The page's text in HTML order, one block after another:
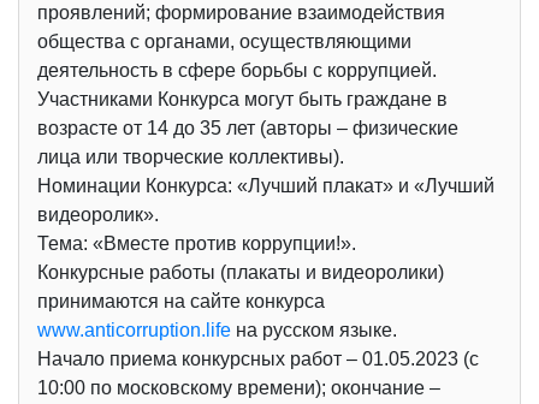
проявлений; формирование взаимодействия
общества с органами, осуществляющими
деятельность в сфере борьбы с коррупцией.
Участниками Конкурса могут быть граждане в
возрасте от 14 до 35 лет (авторы – физические
лица или творческие коллективы).
Номинации Конкурса: «Лучший плакат» и «Лучший
видеоролик».
Тема: «Вместе против коррупции!».
Конкурсные работы (плакаты и видеоролики)
принимаются на сайте конкурса
www.anticorruption.life на русском языке.
Начало приема конкурсных работ – 01.05.2023 (с
10:00 по московскому времени); окончание –